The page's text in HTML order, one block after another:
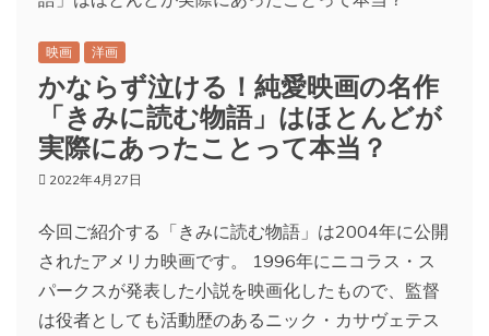
映画 洋画
かならず泣ける！純愛映画の名作
「きみに読む物語」はほとんどが
実際にあったことって本当？
2022年4月27日
今回ご紹介する「きみに読む物語」は2004年に公開
されたアメリカ映画です。 1996年にニコラス・ス
パークスが発表した小説を映画化したもので、監督
は役者としても活動歴のあるニック・カサヴェテス